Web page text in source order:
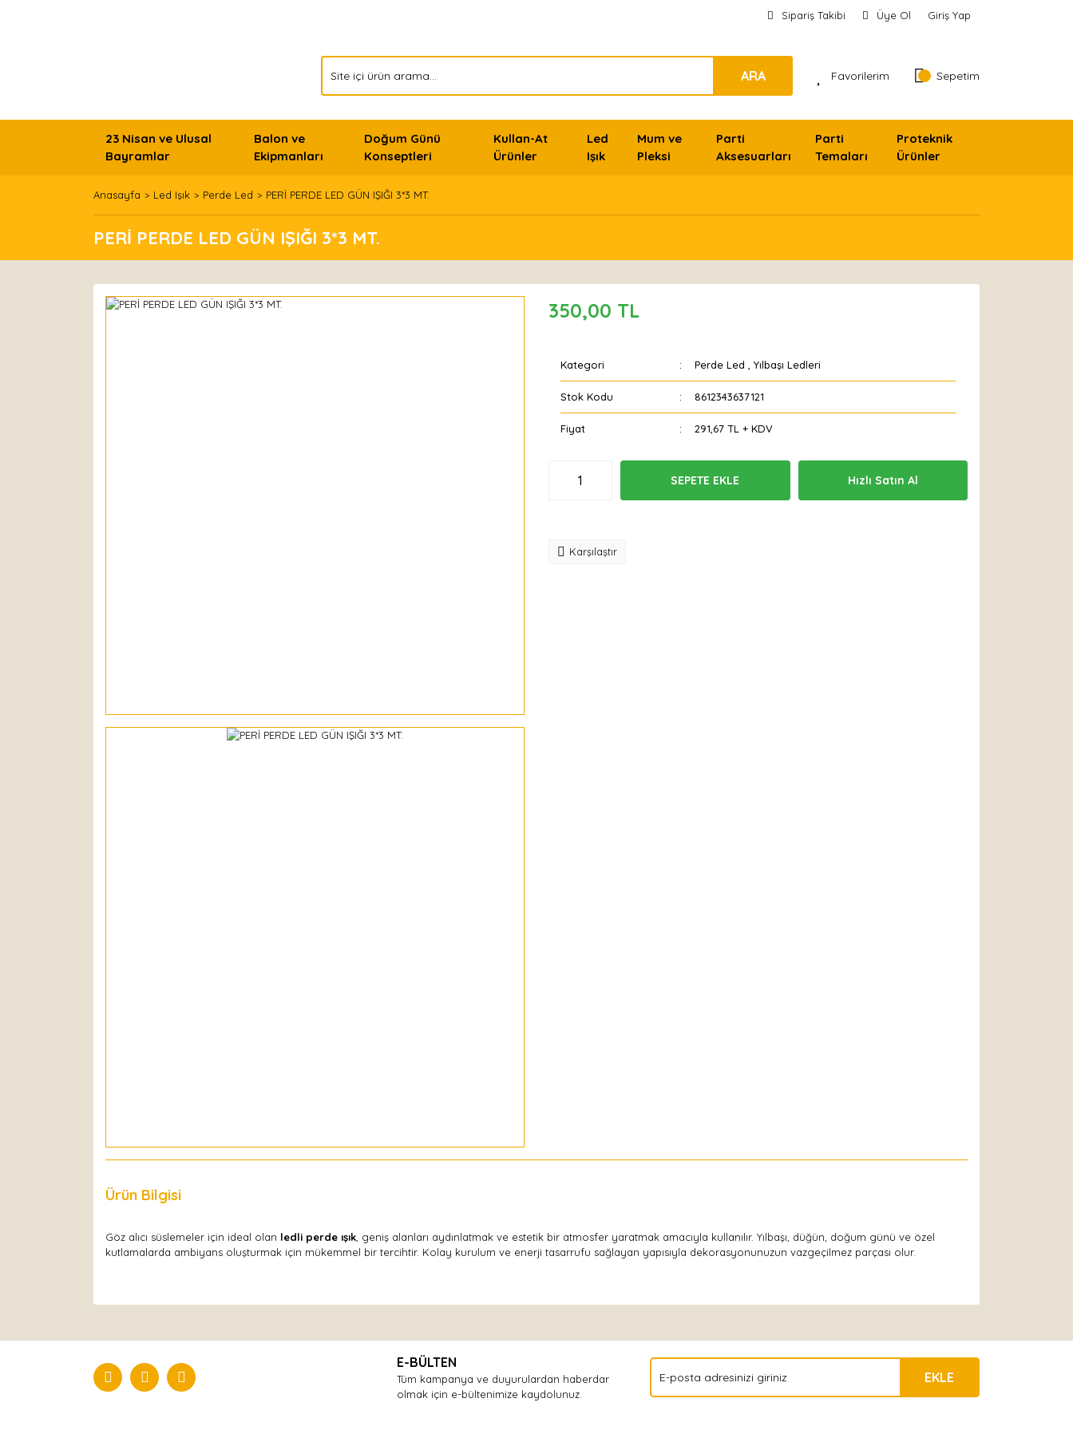
Sipariş Takibi Üye Ol Giriş Yap
ARA Favorilerim Sepetim
23 Nisan ve Ulusal
Bayramlar
Balon ve
Ekipmanları
Doğum Günü
Konseptleri
Kullan-At
Ürünler
Led
Işık
Mum ve
Pleksi
Parti
Aksesuarları
Parti
Temaları
Proteknik
Ürünler
Anasayfa Led Işık Perde Led PERİ PERDE LED GÜN IŞIĞI 3*3 MT.
PERİ PERDE LED GÜN IŞIĞI 3*3 MT.
350,00 TL
Kategori Perde Led Yılbaşı Ledleri
Stok Kodu 8612343637121
Fiyat 291,67 TL + KDV
SEPETE EKLE Hızlı Satın Al
Karşılaştır
Ürün Bilgisi
Göz alıcı süslemeler için ideal olan ledli perde ışık , geniş alanları aydınlatmak ve estetik bir atmosfer yaratmak amacıyla kullanılır. Yılbaşı, düğün, doğum günü ve özel
kutlamalarda ambiyans oluşturmak için mükemmel bir tercihtir. Kolay kurulum ve enerji tasarrufu sağlayan yapısıyla dekorasyonunuzun vazgeçilmez parçası olur.
Yorum Yaz
E-BÜLTEN
Tüm kampanya ve duyurulardan haberdar
olmak için e-bültenimize kaydolunuz.
EKLE